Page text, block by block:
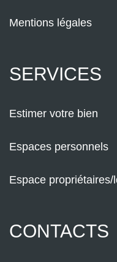
Mentions légales
SERVICES
Estimer votre bien
Espaces personnels
Espace propriétaires/
CONTACTS